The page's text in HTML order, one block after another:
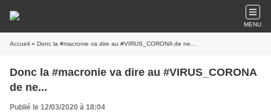
MENU
Accueil » Donc la #macronie va dire au #VIRUS_CORONA de ne...
Donc la #macronie va dire au #VIRUS_CORONA
de ne...
Publié le 12/03/2020 à 18:04